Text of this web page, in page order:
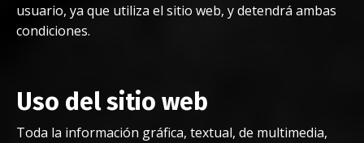
usuario, ya que utiliza el sitio web, y detendrá ambas
condiciones.
Uso del sitio web
Toda la información gráfica, textual, de multimedia,